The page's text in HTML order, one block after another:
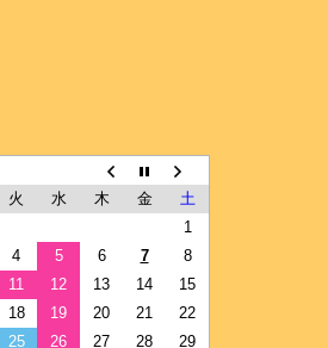
火 水 木 金
土
1
4 5 6 7
8
11 12 13 14
15
18 19 20 21
22
25 26 27 28 29